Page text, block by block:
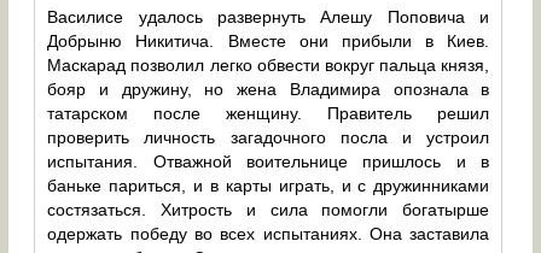
Василисе удалось развернуть Алешу Поповича и
Добрыню Никитича. Вместе они прибыли в Киев.
Маскарад позволил легко обвести вокруг пальца князя,
бояр и дружину, но жена Владимира опознала в
татарском после женщину. Правитель решил
проверить личность загадочного посла и устроил
испытания. Отважной воительнице пришлось и в
баньке париться, и в карты играть, и с дружинниками
состязаться. Хитрость и сила помогли богатырше
одержать победу во всех испытаниях. Она заставила